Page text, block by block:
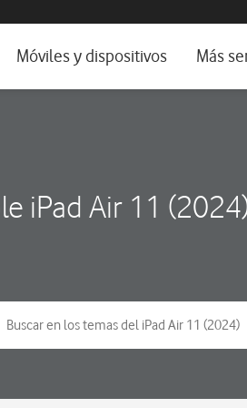
e idioma
Móviles y dispositivos Más
iPad Air 11